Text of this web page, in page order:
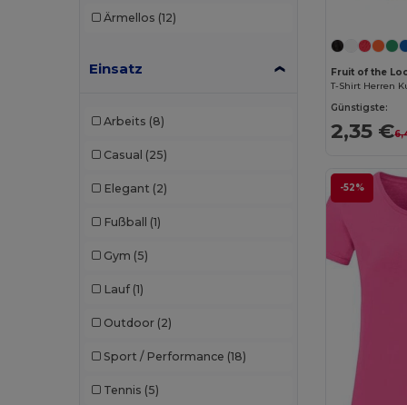
Ärmellos (12)
Einsatz
Arbeits (8)
Casual (25)
Elegant (2)
Fußball (1)
Gym (5)
Lauf (1)
Outdoor (2)
Sport / Performance (18)
Tennis (5)
Fruit of the
T-Shirt Herren
Günstigste:
2,35 €
-52%